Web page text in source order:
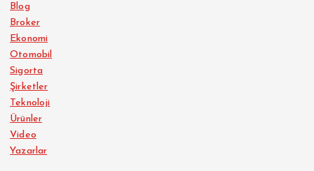
Blog
Broker
Ekonomi
Otomobil
Sigorta
Şirketler
Teknoloji
Ürünler
Video
Yazarlar